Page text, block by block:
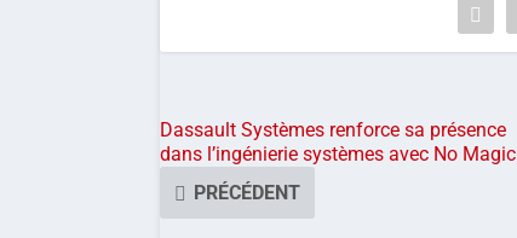
Dassault Systèmes renforce sa présence
dans l’ingénierie systèmes avec No Magic
PRÉCÉDENT